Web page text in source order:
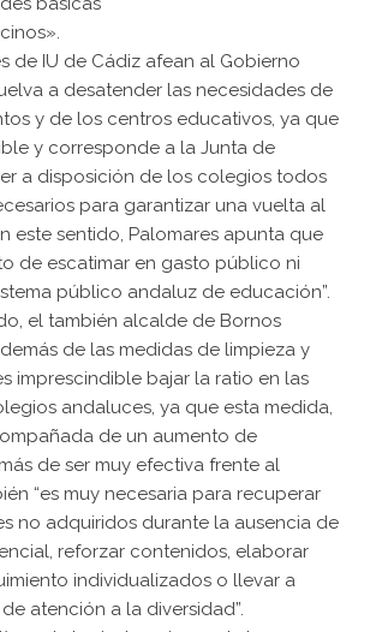
de IU de Cádiz afean al Gobierno
a desatender las necesidades de
y de los centros educativos, ya que
y corresponde a la Junta de
a disposición de los colegios todos
para garantizar una vuelta al
este sentido, Palomares apunta que
de escatimar en gasto público ni
público andaluz de educación”.
el también alcalde de Bornos
de las medidas de limpieza y
imprescindible bajar la ratio en las
andaluces, ya que esta medida,
de un aumento de
de ser muy efectiva frente al
“es muy necesaria para recuperar
no adquiridos durante la ausencia de
reforzar contenidos, elaborar
individualizados o llevar a
atención a la diversidad”.